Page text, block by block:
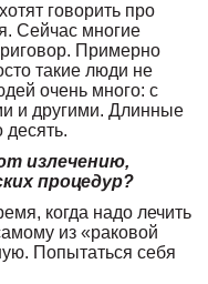
говорить про
Сейчас многие
Примерно
такие люди не
очень много: с
и другими. Длинные
десять.
излечению,
процедур?
когда надо лечить
из «раковой
Попытаться себя